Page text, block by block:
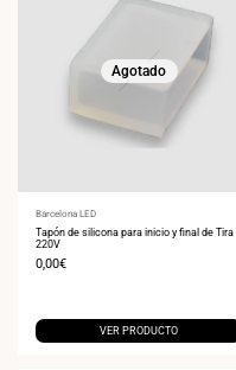
Agotado
Proveedor:
Barcelona LED
Tapón de silicona para inicio y final de Tira
220V
Precio
0,00€
VER PRODUCTO